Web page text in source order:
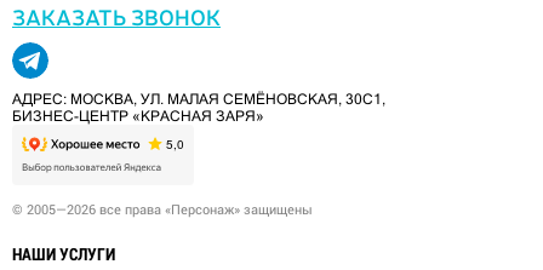
ЗАКАЗАТЬ ЗВОНОК
АДРЕС: МОСКВА, УЛ. МАЛАЯ СЕМЁНОВСКАЯ, 30С1,
БИЗНЕС-ЦЕНТР «КРАСНАЯ ЗАРЯ»
© 2005—2026 все права «Персонаж» защищены
НАШИ УСЛУГИ